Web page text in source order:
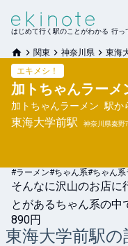
はじめて行く駅のことがわかる 行っ
関東 神奈川県 東海
エキメシ！
加トちゃんラーメ
加トちゃんラーメン 駅か
東海大学前駅 神奈川県秦野
#ラーメン#ちゃん系#ちゃん系
そんなに沢山のお店に
とがあるちゃん系の中
890円
東海大学前駅の